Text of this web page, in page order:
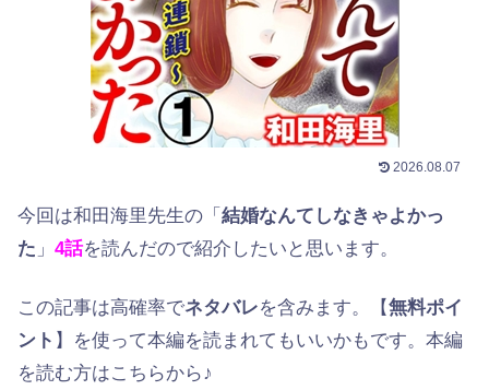
2026.08.07
今回は和田海里先生の「 結婚なんてしなきゃよかっ
た 」 4話を読んだので紹介したいと思います。
この記事は高確率でネタバレを含みます。【無料ポイ
ント 】を使って本編を読まれてもいいかもです。本編
を読む方はこちらから♪